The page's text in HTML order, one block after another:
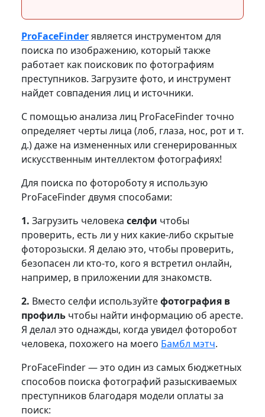
ProFaceFinderявляется инструментом для
поиска по изображению, который также
работает как поисковик по фотографиям
преступников. Загрузите фото, и инструмент
найдет совпадения лиц и источники.
С помощью анализа лиц ProFaceFinder точно
определяет черты лица (лоб, глаза, нос, рот и т.
д.) даже на измененных или сгенерированных
искусственным интеллектом фотографиях!
Для поиска по фотороботу я использую
ProFaceFinder двумя способами:
1. Загрузить человека селфи чтобы
проверить, есть ли у них какие-либо скрытые
фоторозыски. Я делаю это, чтобы проверить,
безопасен ли кто-то, кого я встретил онлайн,
например, в приложении для знакомств.
2. Вместо селфи используйтефотография в
профиль чтобы найти информацию об аресте.
Я делал это однажды, когда увидел фоторобот
человека, похожего на моего Бамбл мэтч.
ProFaceFinder — это один из самых бюджетных
способов поиска фотографий разыскиваемых
преступников благодаря модели оплаты за
поиск: